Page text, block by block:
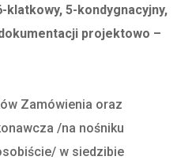
klatkowy, 5-kondygnacyjny,
projektowo –
Zamówienia oraz
/na nośniku
w siedzibie